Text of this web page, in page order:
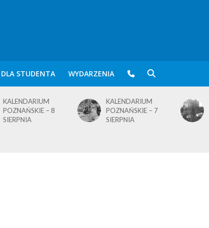
DLA STUDENTA WYDARZENIA
KALENDARIUM
POZNAŃSKIE – 7
SIERPNIA
KALENDARIUM
POZNAŃSKIE – 5
SIERPNIA